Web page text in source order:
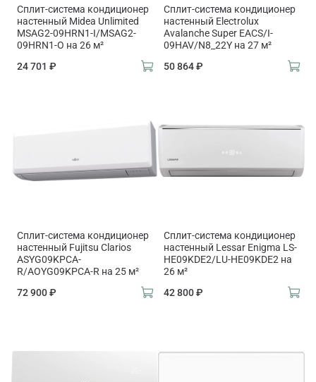
Сплит-система кондиционер
настенный Midea Unlimited
MSAG2-09HRN1-I/MSAG2-
09HRN1-O на 26 м²
24 701 ₽
Сплит-система кондиционер
настенный Electrolux
Avalanche Super EACS/I-
09HAV/N8_22Y на 27 м²
50 864 ₽
Сплит-система кондиционер
настенный Fujitsu Clarios
ASYG09KPCA-
R/AOYG09KPCA-R на 25 м²
72 900 ₽
Сплит-система кондиционер
настенный Lessar Enigma LS-
HE09KDE2/LU-HE09KDE2 на
26 м²
42 800 ₽